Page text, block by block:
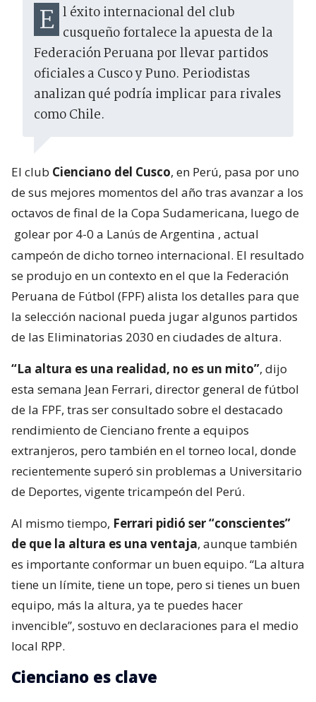
El éxito internacional del club cusqueño fortalece la apuesta de la
Federación Peruana por llevar partidos
oficiales a Cusco y Puno. Periodistas
analizan qué podría implicar para rivales
como Chile.
El club Cienciano del Cusco, en Perú, pasa por uno
de sus mejores momentos del año tras avanzar a los
octavos de final de la Copa Sudamericana, luego de
golear por 4-0 a Lanús de Argentina , actual
campeón de dicho torneo internacional. El resultado
se produjo en un contexto en el que la Federación
Peruana de Fútbol (FPF) alista los detalles para que
la selección nacional pueda jugar algunos partidos
de las Eliminatorias 2030 en ciudades de altura.
“La altura es una realidad, no es un mito”, dijo
esta semana Jean Ferrari, director general de fútbol
de la FPF, tras ser consultado sobre el destacado
rendimiento de Cienciano frente a equipos
extranjeros, pero también en el torneo local, donde
recientemente superó sin problemas a Universitario
de Deportes, vigente tricampeón del Perú.
Al mismo tiempo, Ferrari pidió ser “conscientes”
de que la altura es una ventaja, aunque también
es importante conformar un buen equipo. “La altura
tiene un límite, tiene un tope, pero si tienes un buen
equipo, más la altura, ya te puedes hacer
invencible”, sostuvo en declaraciones para el medio
local RPP.
Cienciano es clave